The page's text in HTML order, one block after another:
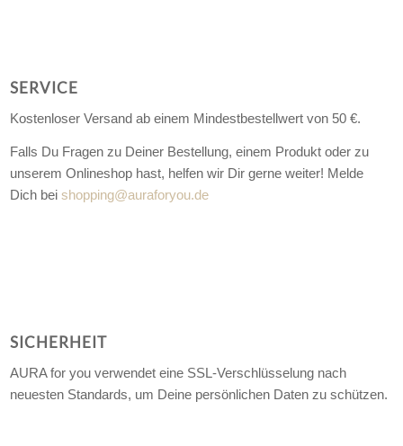
SERVICE
Kostenloser Versand ab einem Mindestbestellwert von 50 €.
Falls Du Fragen zu Deiner Bestellung, einem Produkt oder zu
unserem Onlineshop hast, helfen wir Dir gerne weiter! Melde
Dich beishopping@auraforyou.de
SICHERHEIT
AURA for you verwendet eine SSL-Verschlüsselung nach
neuesten Standards, um Deine persönlichen Daten zu schützen.